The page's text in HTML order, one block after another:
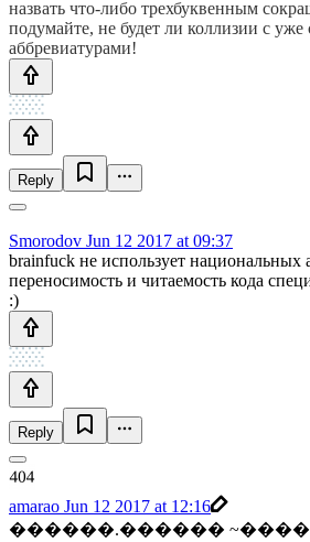
назвать что-либо трехбуквенным
подумайте, не будет ли коллизии с
аббревиатурами!
Reply
Smorodov Jun 12 2017 at 09:37
brainfuck не использует национальных
переносимость и читаемость кода
:)
Reply
amarao Jun 12 2017 at 12:16
������.������